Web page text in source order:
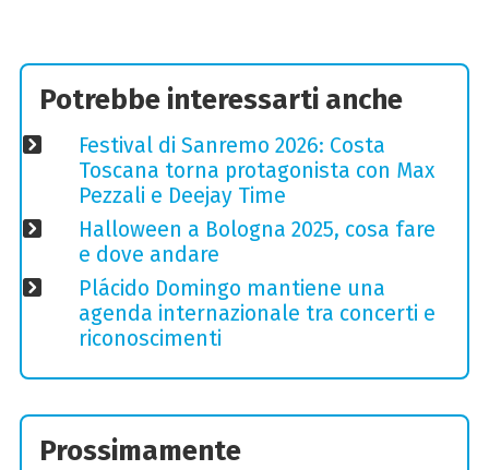
Potrebbe interessarti anche
Festival di Sanremo 2026: Costa
Toscana torna protagonista con Max
Pezzali e Deejay Time
Halloween a Bologna 2025, cosa fare
e dove andare
Plácido Domingo mantiene una
agenda internazionale tra concerti e
riconoscimenti
Prossimamente